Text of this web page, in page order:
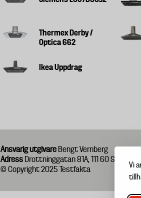
Vi
Thermex Derby /
Optica 662
Ikea Uppdrag
Ansvarig utgivare Bengt Vernberg
Adress Drottninggatan 81A, 111 60 Stockholm
© Copyright 2025 Testfakta